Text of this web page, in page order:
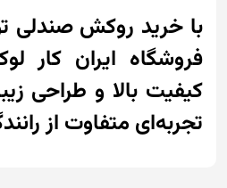
با خرید روکش صندلی
فروشگاه ایران کار
کیفیت بالا و طراحی
تجربه‌ای متفاوت از